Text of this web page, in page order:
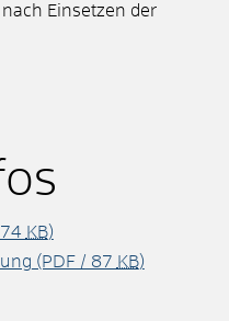
Einsetzen der
KB)
(PDF / 87 KB)